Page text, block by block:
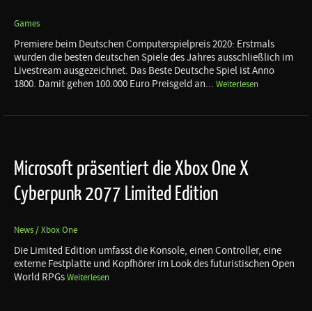
Games
Premiere beim Deutschen Computerspielpreis 2020: Erstmals
wurden die besten deutschen Spiele des Jahres ausschließlich im
Livestream ausgezeichnet. Das Beste Deutsche Spiel ist Anno
1800. Damit gehen 100.000 Euro Preisgeld an... Weiterlesen
Microsoft präsentiert die Xbox One X
Cyberpunk 2077 Limited Edition
News / Xbox One
Die Limited Edition umfasst die Konsole, einen Controller, eine
externe Festplatte und Kopfhörer im Look des futuristischen Open
World RPGsWeiterlesen